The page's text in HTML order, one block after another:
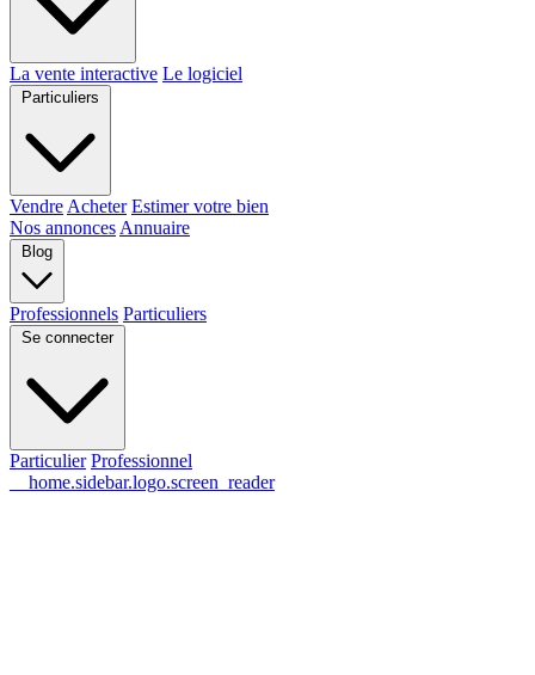
La vente interactive Le logiciel
Particuliers
Vendre Acheter Estimer votre bien
Nos annonces Annuaire
Blog
Professionnels Particuliers
Se connecter
Particulier Professionnel
__home.sidebar.logo.screen_reader